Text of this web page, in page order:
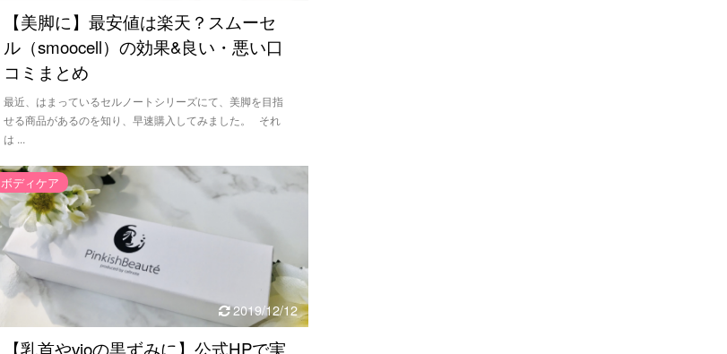
【美脚に】最安値は楽天？スムーセ
ル（smoocell）の効果&良い・悪い口
コミまとめ
最近、はまっているセルノートシリーズにて、美脚を目指
せる商品があるのを知り、早速購入してみました。 それ
は ...
2019/12/12
ボディケア
【乳首やvioの黒ずみに】公式HPで実